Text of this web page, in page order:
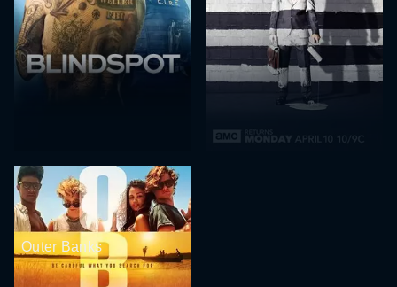
Outer Banks